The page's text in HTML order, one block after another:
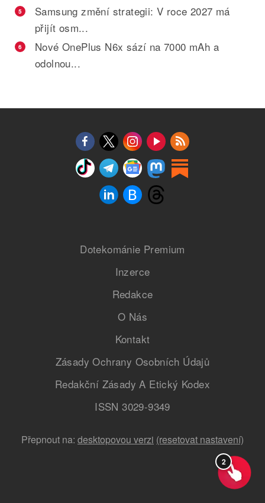
5
Samsung změní strategii: V roce 2027 má
přijít osm...
6
Nové OnePlus N6x sází na 7000 mAh a
odolnou...
Dotekománie Premium
Inzerce
Redakce
O Nás
Kontakt
Zásady Ochrany Osobních Údajů
Redakční Zásady A Etický Kodex
ISSN 3029-9349
Přepnout na: desktopovou verzi (resetovat nastavení)
2